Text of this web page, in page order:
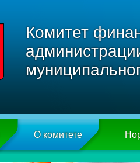
Комитет
О комитете